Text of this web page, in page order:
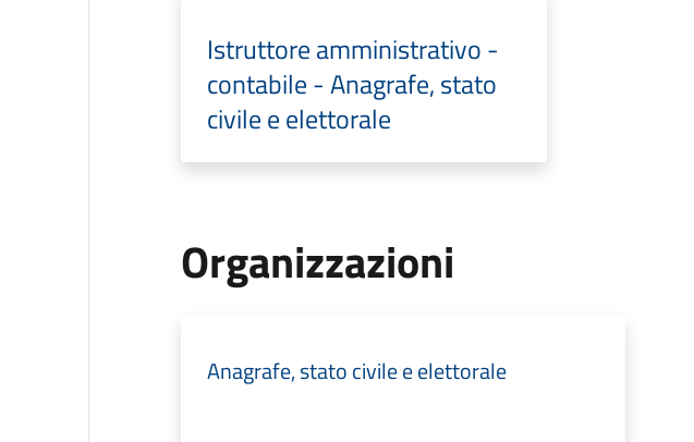
Istruttore amministrativo -
contabile - Anagrafe, stato
civile e elettorale
Organizzazioni
Anagrafe, stato civile e elettorale